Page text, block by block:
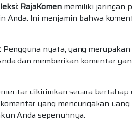
RajaKomen memiliki jaringan
Anda. Ini menjamin bahwa
Pengguna nyata, yang
dan memberikan komentar
dikirimkan secara
yang mencurigakan
Anda sepenuhnya.